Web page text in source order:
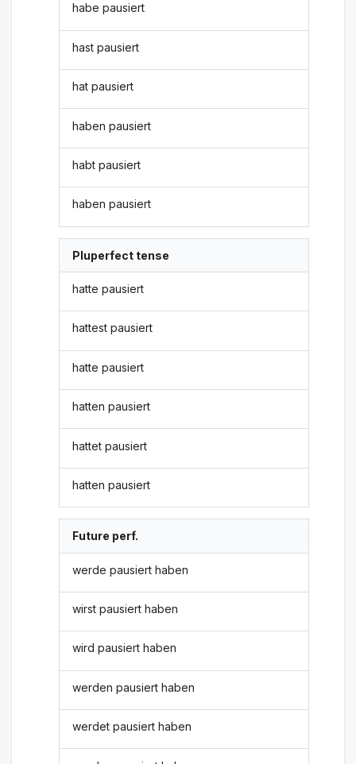
habe pausiert
hast pausiert
hat pausiert
haben pausiert
habt pausiert
haben pausiert
Pluperfect tense
hatte pausiert
hattest pausiert
hatte pausiert
hatten pausiert
hattet pausiert
hatten pausiert
Future perf.
werde pausiert haben
wirst pausiert haben
wird pausiert haben
werden pausiert haben
werdet pausiert haben